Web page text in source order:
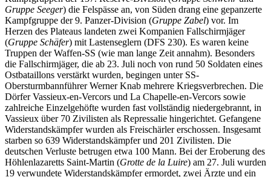
Gruppe Seeger) die Felspässe an, von Süden drang eine gepanzerte
Kampfgruppe der 9. Panzer-Division (Gruppe Zabel) vor. Im
Herzen des Plateaus landeten zwei Kompanien Fallschirmjäger
(Gruppe Schäfer) mit Lastenseglern (DFS 230). Es waren keine
Truppen der Waffen-SS (wie man lange Zeit annahm). Besonders
die Fallschirmjäger, die ab 23. Juli noch von rund 50 Soldaten eines
Ostbataillons verstärkt wurden, begingen unter SS-
Obersturmbannführer Werner Knab mehrere Kriegsverbrechen. Die
Dörfer Vassieux-en-Vercors und La Chapelle-en-Vercors sowie
zahlreiche Einzelgehöfte wurden fast vollständig niedergebrannt, in
Vassieux über 70 Zivilisten als Repressalie hingerichtet. Gefangene
Widerstandskämpfer wurden als Freischärler erschossen. Insgesamt
starben so 639 Widerstandskämpfer und 201 Zivilisten. Die
deutschen Verluste betrugen etwa 100 Mann. Bei der Eroberung des
Höhlenlazaretts Saint-Martin (Grotte de la Luire) am 27. Juli wurden
19 verwundete Widerstandskämpfer ermordet, zwei Ärzte und ein